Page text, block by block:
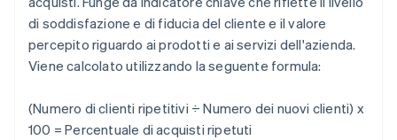
di soddisfazione e di fiducia del cliente e il valore
percepito riguardo ai prodotti e ai servizi dell'azienda.
Viene calcolato utilizzando la seguente formula:
(Numero di clienti ripetitivi ÷ Numero dei nuovi clienti) x
100 = Percentuale di acquisti ripetuti